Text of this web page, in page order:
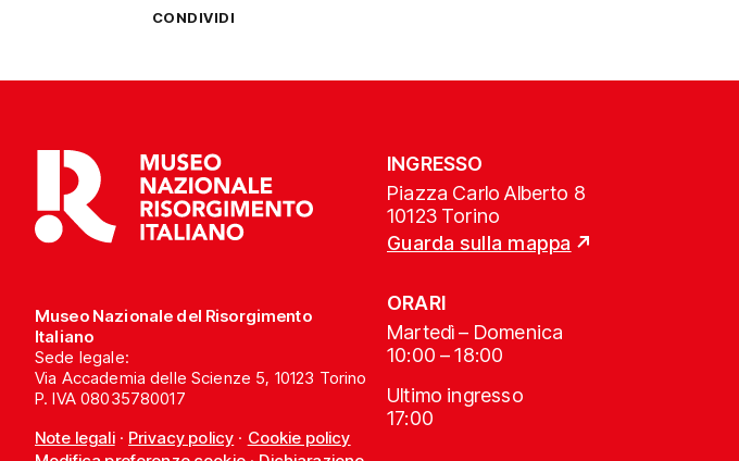
CONDIVIDI
Museo Nazionale del Risorgimento
Italiano
Sede legale:
Via Accademia delle Scienze 5, 10123 Torino
P. IVA 08035780017
Note legali· Privacy policy · Cookie policy
INGRESSO
Piazza Carlo Alberto 8
10123 Torino
Guarda sulla mappa
ORARI
Martedì – Domenica
10:00 – 18:00
Ultimo ingresso
17:00